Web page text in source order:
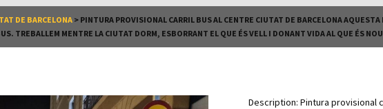
DE BARCELONA > PINTURA PROVISIONAL CARRIL BUS AL CENTRE CIUTAT DE BARCELONA
TREBALLEM MENTRE LA CIUTAT DORM, ESBORRANT EL QUE ÉS VELL I DONANT VIDA AL QUE ÉS
Description: Pintura provisional